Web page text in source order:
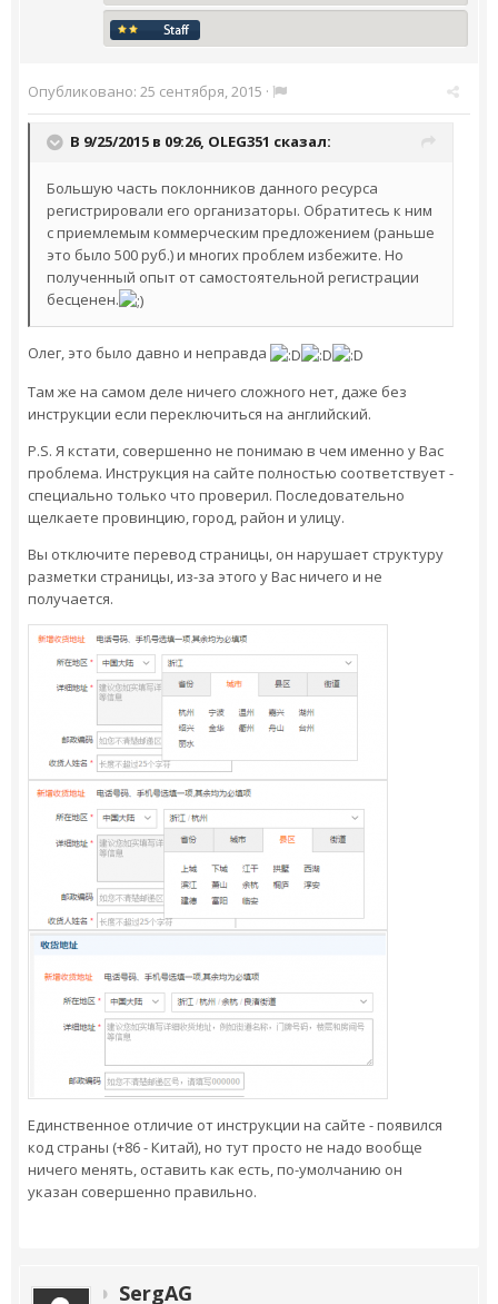
Опубликовано: 25 сентября, 2015 ·
В 9/25/2015 в 09:26, OLEG351 сказал:
Большую часть поклонников данного ресурса
регистрировали его организаторы. Обратитесь к ним
с приемлемым коммерческим предложением (раньше
это было 500 руб.) и многих проблем избежите. Но
полученный опыт от самостоятельной регистрации
бесценен.
Олег, это было давно и неправда
Там же на самом деле ничего сложного нет, даже без
инструкции если переключиться на английский.
P.S. Я кстати, совершенно не понимаю в чем именно у Вас
проблема. Инструкция на сайте полностью соответствует -
специально только что проверил. Последовательно
щелкаете провинцию, город, район и улицу.
Вы отключите перевод страницы, он нарушает структуру
разметки страницы, из-за этого у Вас ничего и не
получается.
Единственное отличие от инструкции на сайте - появился
код страны (+86 - Китай), но тут просто не надо вообще
ничего менять, оставить как есть, по-умолчанию он
указан совершенно правильно.
SergAG